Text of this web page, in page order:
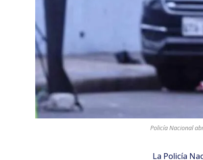
Policía Nacional
La Policía